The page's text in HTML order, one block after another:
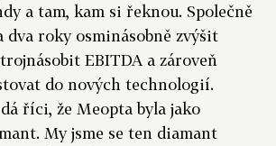
a tam, kam si řeknou. Společně
dva roky osminásobně zvýšit
EBITDA a zároveň
do nových technologií.
dá říci, že Meopta byla jako
My jsme se ten diamant